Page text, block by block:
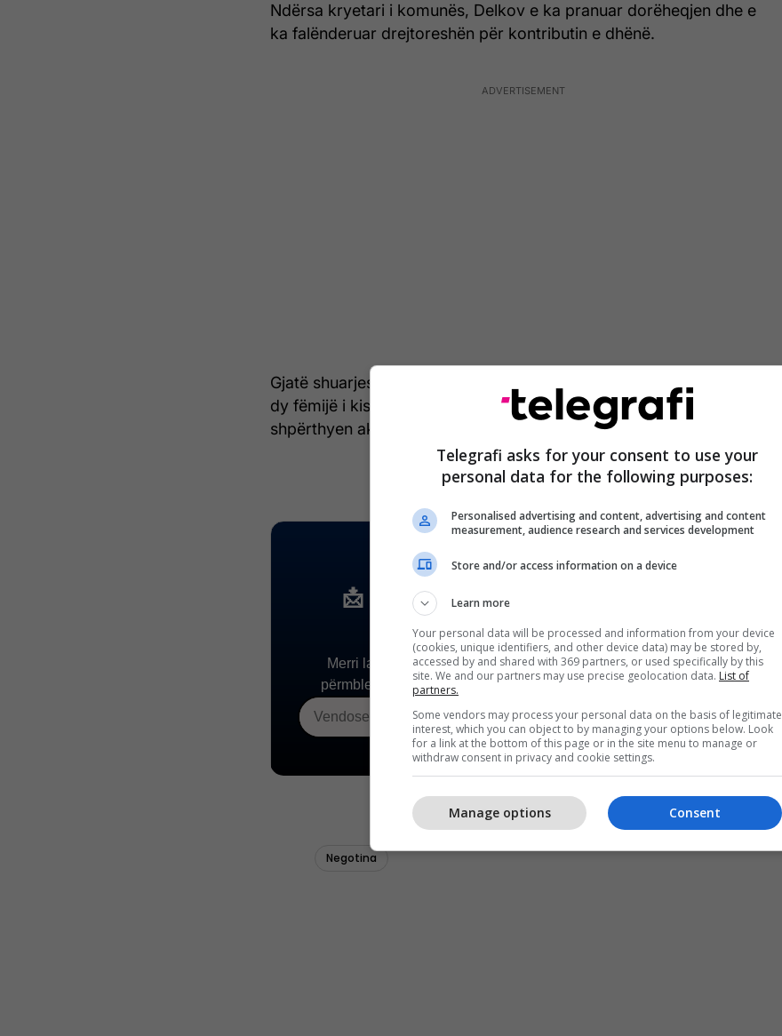
Ndërsa kryetari i komunës, Delkov e ka pranuar dorëheqjen dhe e
ka falënderuar drejtoreshën për kontributin e dhënë.
Gjatë shuarjes në shëtitje të fëmijëve të shkollës së mesme në Itali,
dy fëmijë i kishin harruar në Itali, ndërsa për këtë në opinion
shpërthyen akuzuan për organizatorët e shëtitjes.
Telegrafi asks for your consent to use your
personal data for the following purposes:
Personalised advertising and content, advertising and content
measurement, audience research and services development
Store and/or access information on a device
Learn more
Your personal data will be processed and information from your device
(cookies, unique identifiers, and other device data) may be stored by,
accessed by and shared with 369 partners, or used specifically by this
site. We and our partners may use precise geolocation data. List of
partners.
Some vendors may process your personal data on the basis of legitimate
interest, which you can object to by managing your options below. Look
for a link at the bottom of this page or in the site menu to manage or
withdraw consent in privacy and cookie settings.
Consent
Manage options